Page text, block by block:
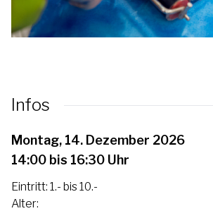
Infos
Montag, 14. Dezember 2026
14:00 bis 16:30 Uhr
Eintritt: 1.- bis 10.-
Alter: